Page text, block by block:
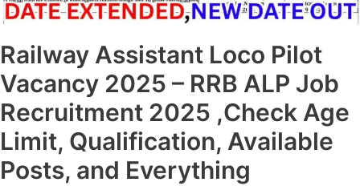
Railway Assistant Loco Pilot
Vacancy 2025 – RRB ALP Job
Recruitment 2025 ,Check Age
Limit, Qualification, Available
Posts, and Everything